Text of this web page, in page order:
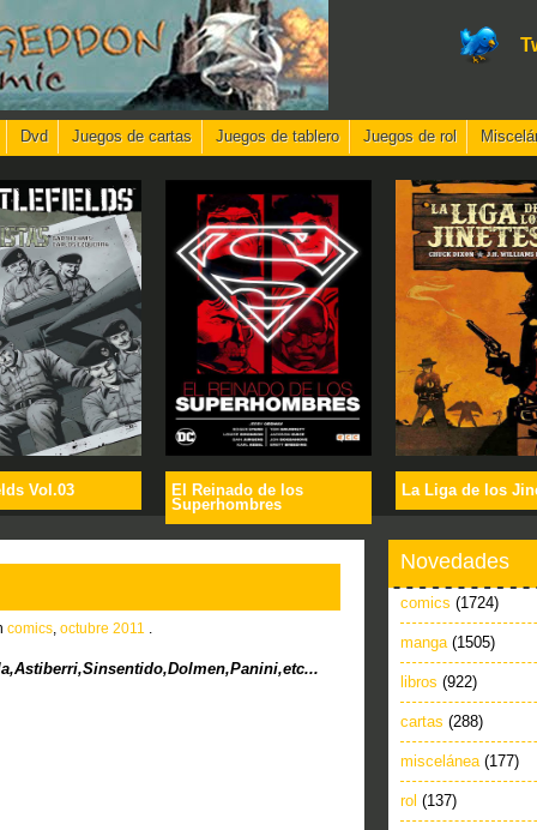
Dvd Juegos de cartas Juegos de tablero Juegos de rol
Vol.03
El Reinado de los
Superhombres
La Liga de los
comics octubre 2011
Novedades
comics (1724)
manga (1505)
libros (922)
cartas (288)
miscelánea (177)
rol (137)